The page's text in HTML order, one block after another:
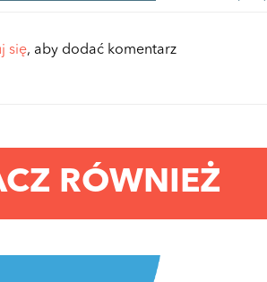
się, aby dodać komentarz
RÓWNIEŻ